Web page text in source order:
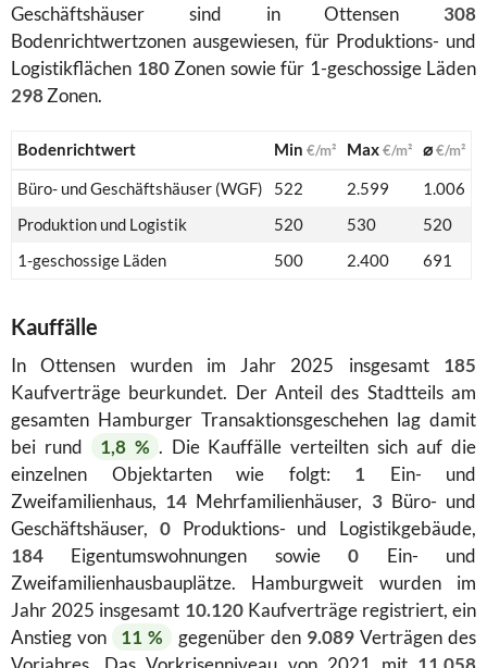
Geschäftshäuser sind in Ottensen 308
Bodenrichtwertzonen ausgewiesen, für Produktions- und
Logistikflächen 180Zonen sowie für 1-geschossige Läden
298Zonen.
Bodenrichtwert Min €/m² Max€/m² ⌀€/m²
Büro- und Geschäftshäuser (WGF) 522 2.599
1.006
Produktion und Logistik
520 530
520
1-geschossige Läden
500 2.400 691
Kauffälle
In Ottensen wurden im Jahr 2025 insgesamt 185
Kaufverträge beurkundet. Der Anteil des Stadtteils am
gesamten Hamburger Transaktionsgeschehen lag damit
bei rund
1,8 % . Die Kauffälle verteilten sich auf die
einzelnen Objektarten wie folgt: 1 Ein- und
Zweifamilienhaus, 14 Mehrfamilienhäuser, 3Büro- und
Geschäftshäuser, 0Produktions- und Logistikgebäude,
184 Eigentumswohnungen sowie0 Ein- und
Zweifamilienhausbauplätze. Hamburgweit wurden im
Jahr 2025 insgesamt 10.120Kaufverträge registriert, ein
Anstieg von
11 % gegenüber den 9.089Verträgen des